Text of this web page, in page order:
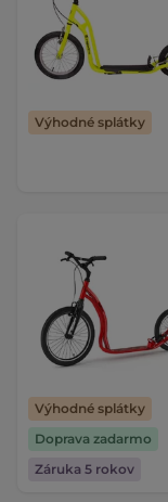
Výhodné splátky
Výhodné splátky
Doprava zadarmo
Záruka 5 rokov